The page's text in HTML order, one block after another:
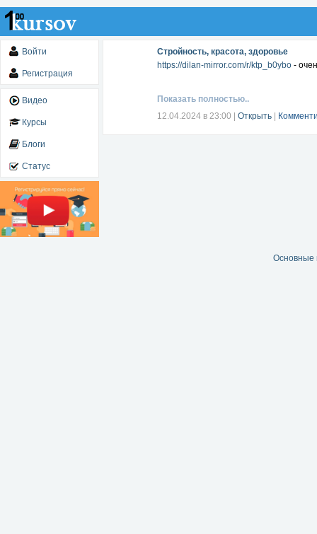
Войти
Регистрация
Видео
Курсы
Блоги
Статус
Стройность, красота, здоровье
https://dilan-mirror.com/r/ktp_b0ybo -
Показать полностью..
12.04.2024 в 23:00
Открыть
Основные